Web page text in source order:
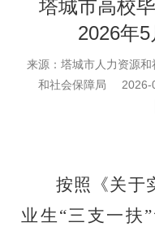
塔城市高校
2026年
来源：塔城市人力资源和
和社会保障局
2026-
按照《关于
业生 “三支一扶